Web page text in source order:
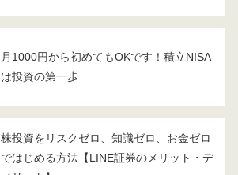
月1000円から初めてもOKです！積立NISA
は投資の第一歩
株投資をリスクゼロ、知識ゼロ、お金ゼロ
ではじめる方法【LINE証券のメリット・デ